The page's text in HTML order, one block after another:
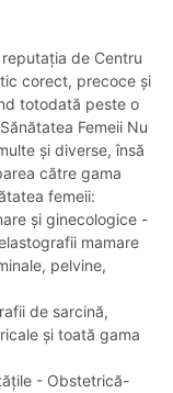
de Centru
corect, precoce și
totodată peste o
Femeii Nu
și diverse, însă
către gama
femeii:
și ginecologice -
mamare
pelvine,
de sarcină,
și toată gama
- Obstetrică-